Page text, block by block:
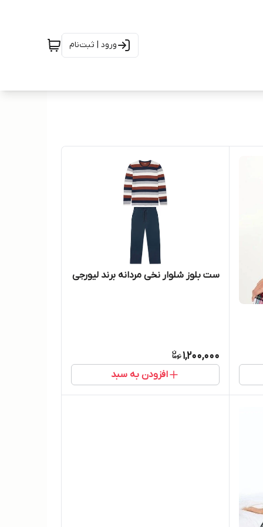
ورود | ثبت‌نام
ست بلوز شلوار نخی مردانه برند لیورجی
1,200,000
افزودن به سبد